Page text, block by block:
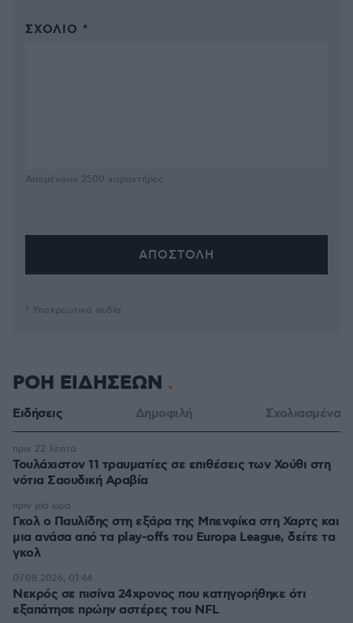
ΣΧΌΛΙΟ *
Απομένουν 2500 χαρακτήρες
* Υποχρεωτικά πεδία
ΡΟΗ ΕΙΔΗΣΕΩΝ
Ειδήσεις Δημοφιλή Σχολιασμένα
Τουλάχιστον 11 τραυματίες σε επιθέσεις των Χούθι στη
νότια Σαουδική Αραβία
πριν 22 λεπτά
Γκολ ο Παυλίδης στη εξάρα της Μπενφίκα στη Χαρτς και
μια ανάσα από τα play-offs του Europa League, δείτε τα
γκολ
πριν μία ώρα
Νεκρός σε πισίνα 24χρονος που κατηγορήθηκε ότι
εξαπάτησε πρώην αστέρες του NFL
07.08.2026, 01:44